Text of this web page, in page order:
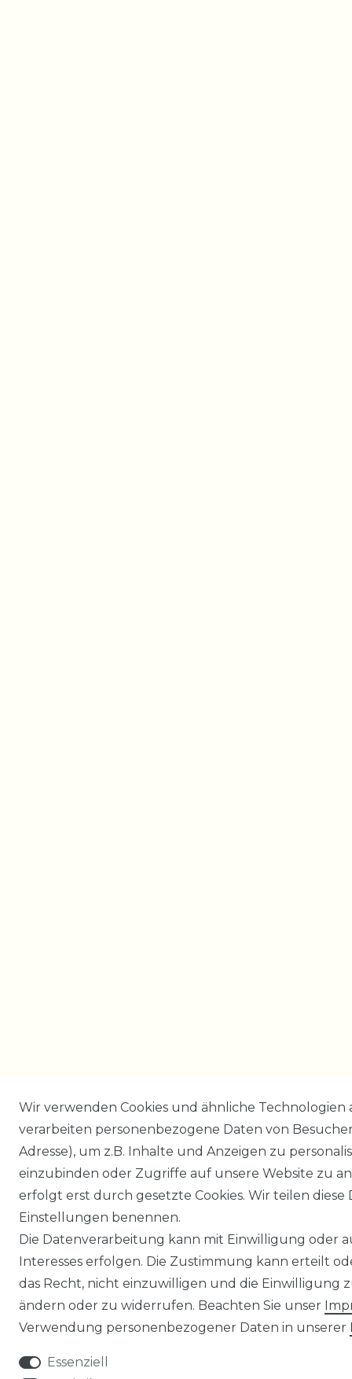
Wir verwenden Cookies und ähnliche
verarbeiten personenbezogene Daten von
Adresse), um z.B. Inhalte und Anzeigen zu
einzubinden oder Zugriffe auf unsere Website zu
erfolgt erst durch gesetzte Cookies. Wir teilen
Einstellungen benennen.
Die Datenverarbeitung kann mit Einwilligung oder
Interesses erfolgen. Die Zustimmung kann erteilt
das Recht, nicht einzuwilligen und die Einwilligung
ändern oder zu widerrufen. Beachten Sie unser
Verwendung personenbezogener Daten in unserer
Essenziell